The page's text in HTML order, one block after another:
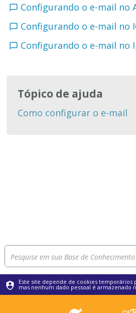
Configurando o e-mail no
Configurando o e-mail no
Configurando o e-mail no
Tópico de ajuda
Como configurar o e-mail
Este site depende de cookies temporários
mas nenhum dado pessoal é armazenado